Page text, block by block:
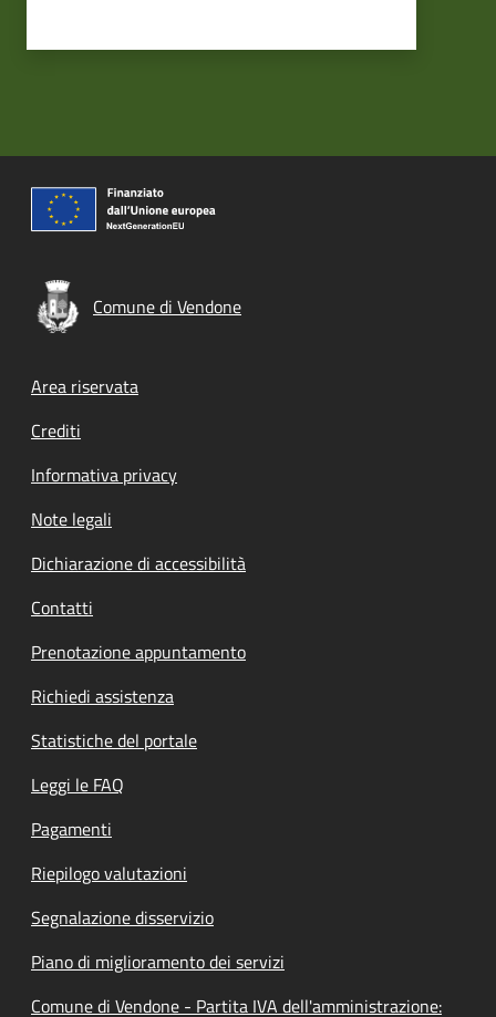
Comune di Vendone
Footer menu
Area riservata
Crediti
Informativa privacy
Note legali
Dichiarazione di accessibilità
Contatti
Prenotazione appuntamento
Richiedi assistenza
Statistiche del portale
Leggi le FAQ
Pagamenti
Riepilogo valutazioni
Segnalazione disservizio
Piano di miglioramento dei servizi
Comune di Vendone - Partita IVA dell'amministrazione: